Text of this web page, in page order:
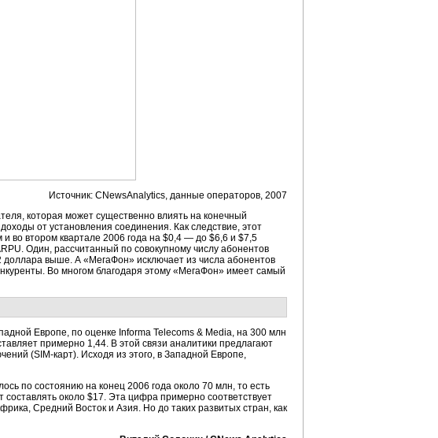
Источник: CNewsAnalytics, данные операторов, 2007
которая может существенно влиять на конечный
от установления соединения. Как следствие, этот
во втором квартале 2006 года на $0,4 — до $6,6 и $7,5
Один, рассчитанный по совокупному числу абонентов
выше. А «МегаФон» исключает из числа абонентов
Во многом благодаря этому «МегаФон» имеет самый
Европе, по оценке Informa Telecoms & Media, на 300 млн
примерно 1,44. В этой связи аналитики предлагают
(SIM-карт). Исходя из этого, в Западной Европе,
по состоянию на конец 2006 года около 70 млн, то есть
около $17. Эта цифра примерно соответствует
Средний Восток и Азия. Но до таких развитых стран, как